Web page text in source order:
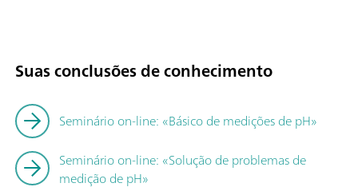
Suas conclusões de conhecimento
Seminário on-line: «Básico de medições de pH»
Seminário on-line: «Solução de problemas de
medição de pH»